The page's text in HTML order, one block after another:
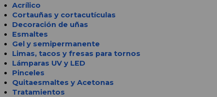
Acrílico
Cortauñas y cortacutículas
Decoración de uñas
Esmaltes
Gel y semipermanente
Limas, tacos y fresas para tornos
Lámparas UV y LED
Pinceles
Quitaesmaltes y Acetonas
Tratamientos